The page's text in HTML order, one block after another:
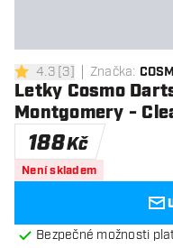
4.3 hodnoticí hvězdičky
4.3[3] Značka:
Letky Cosmo
Montgomery -
188Kč
Není skladem
Bezpečné možnosti